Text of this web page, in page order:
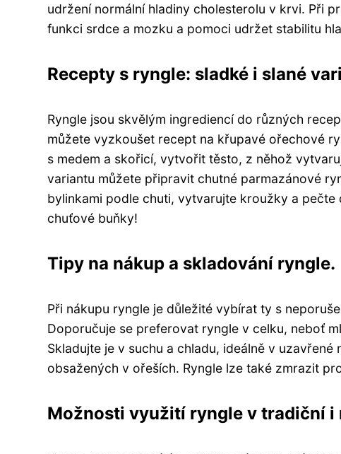
udržení normální hladiny cholesterolu v krvi. Při
funkci srdce a mozku a pomoci udržet stabilitu
Recepty s ryngle: sladké i slané
Ryngle jsou skvělým ingrediencí do různých
můžete vyzkoušet recept na křupavé ořechové
s medem a skořicí, vytvořit těsto, z něhož
variantu můžete připravit chutné parmazánové
bylinkami podle chuti, vytvarujte kroužky a
chuťové buňky!
Tipy na nákup a skladování ryngle.
Při nákupu ryngle je důležité vybírat ty s
Doporučuje se preferovat ryngle v celku, neboť
Skladujte je v suchu a chladu, ideálně v
obsažených v ořeších. Ryngle lze také zmrazit
Možnosti využití ryngle v tradiční i